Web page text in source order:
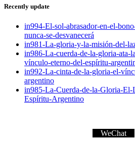
Recently update
in994-El-sol-abrasador-en-el-
nunca-se-desvanecerá
in981-La-gloria-y-la-misión-del-
in986-La-cuerda-de-la-gloria-ata-
vínculo-eterno-del-espíritu-
in992-La-cinta-de-la-gloria-el-
argentino
in985-La-Cuerda-de-la-Gloria-El-
Espíritu-Argentino
WeChat